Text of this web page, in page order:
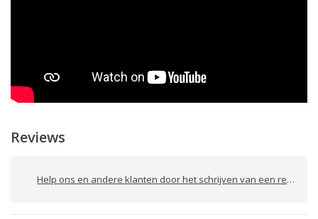
Reviews
Help ons en andere klanten door het schrijven van een review